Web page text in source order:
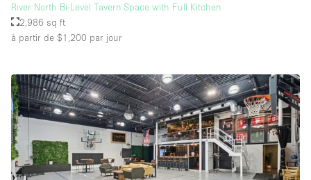
River North Bi-Level Tavern Space with Full Kitchen
2,986 sq ft
à partir de $1,200 par jour